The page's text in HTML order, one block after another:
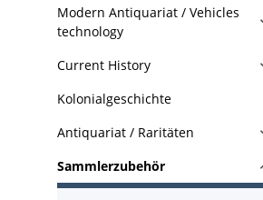
Modern Antiquariat / Vehicles
technology
Current History
Kolonialgeschichte
Antiquariat / Raritäten
Sammlerzubehör